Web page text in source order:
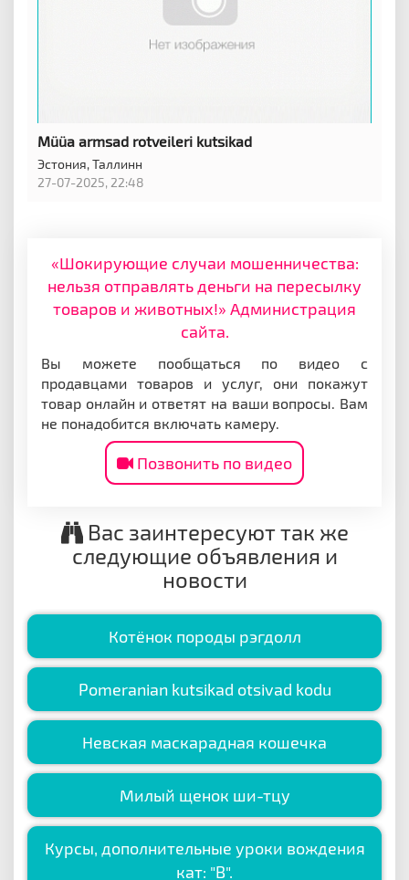
Müüa armsad rotveileri kutsikad
Эстония,Таллинн
27-07-2025, 22:48
«Шокирующие случаи мошенничества:
нельзя отправлять деньги на пересылку
товаров и животных!» Администрация
сайта.
Вы можете пообщаться по видео с
продавцами товаров и услуг, они покажут
товар онлайн и ответят на ваши вопросы. Вам
не понадобится включать камеру.
Позвонить по видео
Вас заинтересуют так же
следующие объявления и
новости
Котёнок породы рэгдолл
Pomeranian kutsikad otsivad kodu
Невская маскарадная кошечка
Милый щенок ши-тцу
Курсы, дополнительные уроки вождения
кат: "B".